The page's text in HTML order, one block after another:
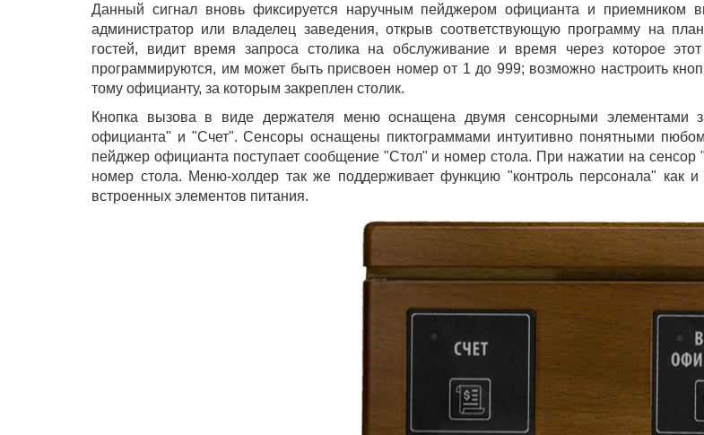
Данный сигнал вновь фиксируется наручным пейджером официанта и
администратор или владелец заведения, открыв соответствующую программу на
гостей, видит время запроса столика на обслуживание и время через которое
программируются, им может быть присвоен номер от 1 до 999; возможно настроить
тому официанту, за которым закреплен столик.
Кнопка вызова в виде держателя меню оснащена двумя сенсорными элементами
официанта" и "Счет". Сенсоры оснащены пиктограммами интуитивно понятными
пейджер официанта поступает сообщение "Стол" и номер стола. При нажатии на
номер стола. Меню-холдер так же поддерживает функцию "контроль персонала" как
встроенных элементов питания.